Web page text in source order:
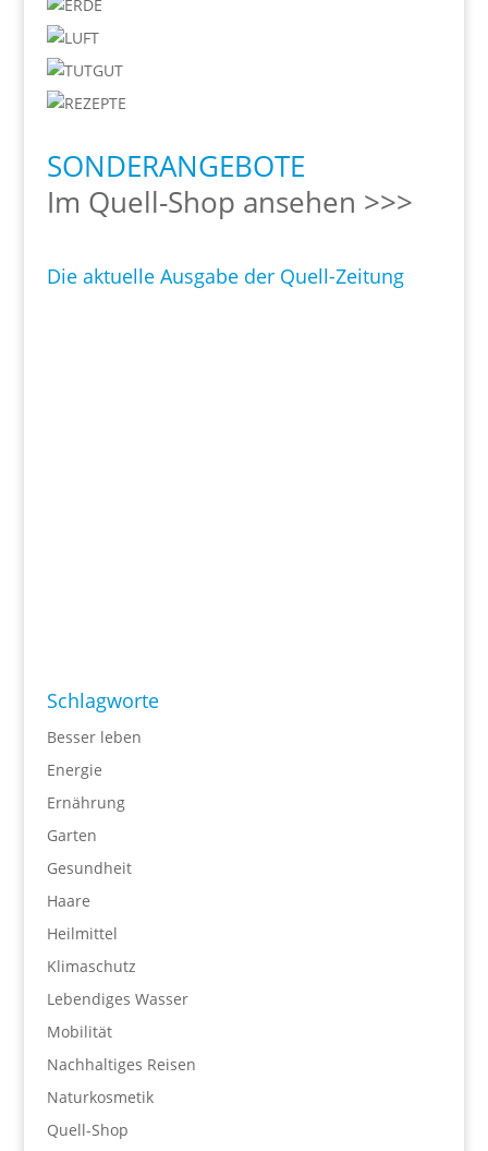
SONDERANGEBOTE
Im Quell-Shop ansehen >>>
Die aktuelle Ausgabe der Quell-Zeitung
Schlagworte
Besser leben
Energie
Ernährung
Garten
Gesundheit
Haare
Heilmittel
Klimaschutz
Lebendiges Wasser
Mobilität
Nachhaltiges Reisen
Naturkosmetik
Quell-Shop